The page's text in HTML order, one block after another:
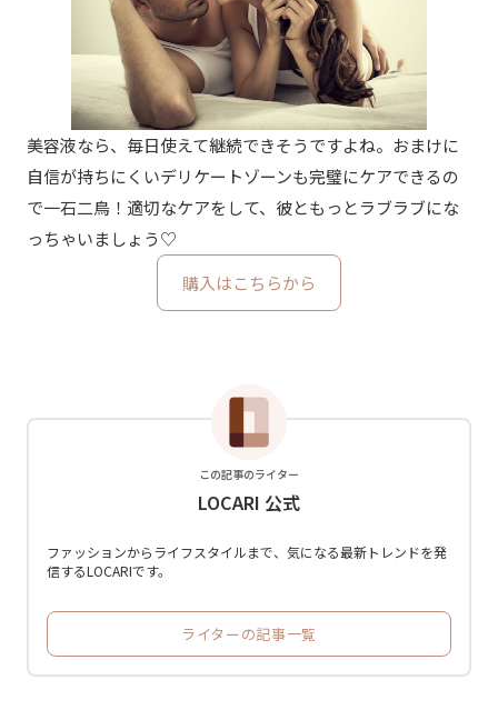
美容液なら、毎日使えて継続できそうですよね。おまけに
自信が持ちにくいデリケートゾーンも完璧にケアできるの
で一石二鳥！適切なケアをして、彼ともっとラブラブにな
っちゃいましょう♡
購入はこちらから
この記事のライター
LOCARI 公式
ファッションからライフスタイルまで、気になる最新トレンドを発
信するLOCARIです。
ライターの記事一覧